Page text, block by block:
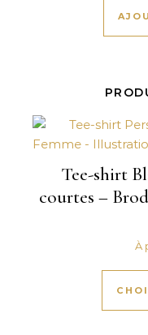
Tee-shirt
courtes –
À